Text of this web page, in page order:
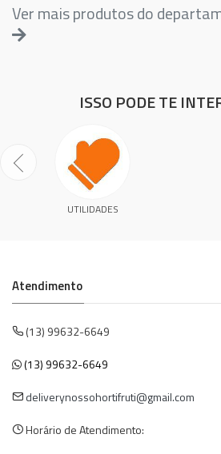
Ver mais produtos do
ISSO PODE TE
UTILIDADES
Atendimento
(13) 99632-6649
(13) 99632-6649
deliverynossohortifruti@gmail.com
Horário de Atendimento: